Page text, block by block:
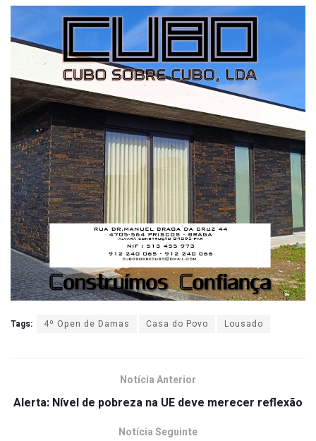
Tags: 4º Open de Damas Casa do Povo Lousado
Notícia Anterior
Alerta: Nível de pobreza na UE deve merecer reflexão
Notícia Seguinte